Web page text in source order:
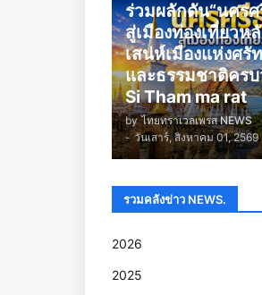
ร่วมผลักดัน“นครศ
สู่เมืองท่องเที่ยวห
เสน่ห์เมืองแห่งศ
และธรรมชาติครบ
Si Tham ma rat
by ไทยทราเวลเพรส NEWS
- วันเสาร์, สิงหาคม 01, 2569
รวมคลังข่าว NEWS.
2026
2025